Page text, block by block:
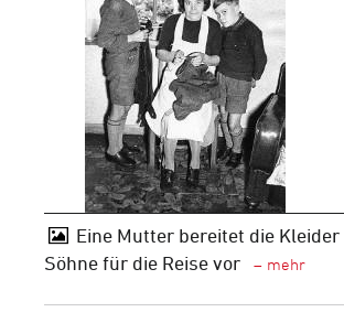
Eine Mutter bereitet die
Söhne für die Reise vor